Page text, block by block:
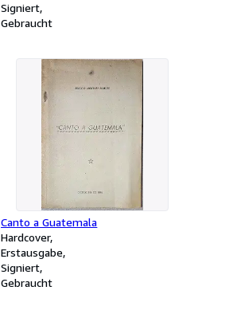
Signiert
Gebraucht
Canto a Guatemala
Hardcover
Erstausgabe
Signiert
Gebraucht